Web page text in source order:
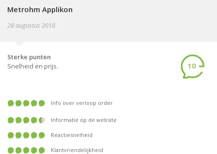
Metrohm Applikon
28 augustus 2018
Sterke punten
Snelheid en prijs.
10
Info over verloop order
Informatie op de website
Reactiesnelheid
Klantvriendelijkheid